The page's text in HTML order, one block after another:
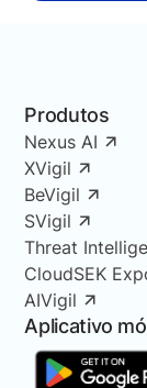
Produtos
Nexus AI
XVigil
BeVigil
SVigil
Threat
CloudSEK
AIVigil
Aplicativo